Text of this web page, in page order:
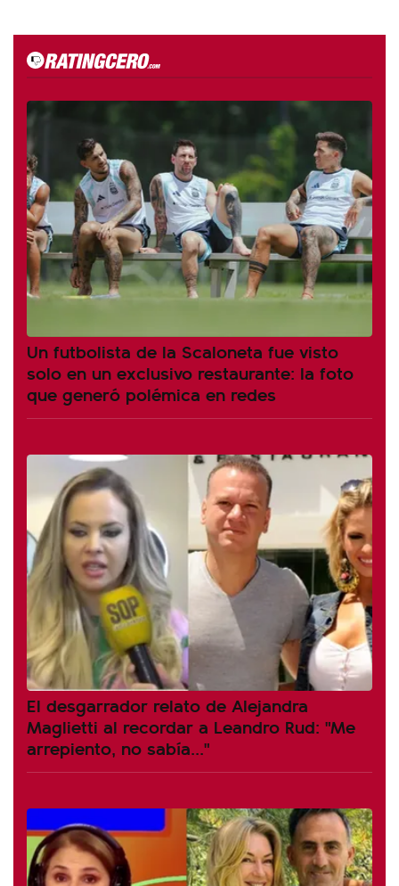
Un futbolista de la Scaloneta fue visto
solo en un exclusivo restaurante: la foto
que generó polémica en redes
El desgarrador relato de Alejandra
Maglietti al recordar a Leandro Rud: "Me
arrepiento, no sabía..."